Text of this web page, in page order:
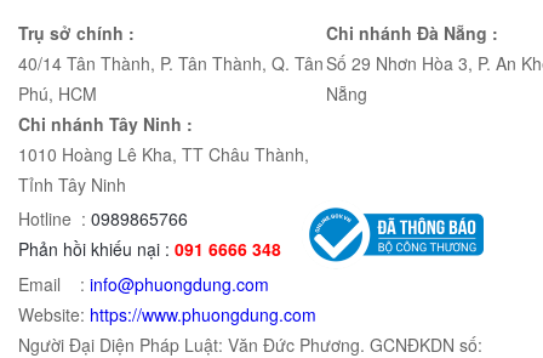
Trụ sở chính :
40/14 Tân Thành, P. Tân Thành, Q. Tân
Phú, HCM
Chi nhánh Đà Nẵng :
Số 29 Nhơn Hòa 3, P. An
Nẵng
Chi nhánh Tây Ninh :
1010 Hoàng Lê Kha, TT Châu Thành,
Tỉnh Tây Ninh
Hotline : 0989865766
Phản hồi khiếu nại : 091 6666 348
Email : info@phuongdung.com
Website: https://www.phuongdung.com
Người Đại Diện Pháp Luật: Văn Đức Phương. GCNĐKDN số: